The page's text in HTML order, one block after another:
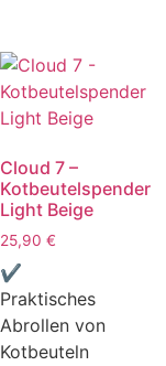
Cloud 7 –
Kotbeutelspender
Light Beige
25,90 €
✔
Praktisches
Abrollen von
Kotbeuteln